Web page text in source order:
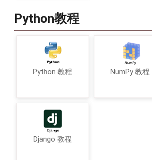
Python教程
Python 教程 NumPy 教程
Django 教程